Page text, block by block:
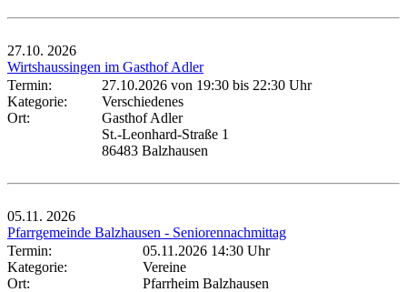
27.10. 2026
Wirtshaussingen im Gasthof Adler
Termin:
27.10.2026 von 19:30 bis 22:30 Uhr
Kategorie:
Verschiedenes
Ort:
Gasthof Adler
St.-Leonhard-Straße 1
86483 Balzhausen
05.11. 2026
Pfarrgemeinde Balzhausen - Seniorennachmittag
Termin:
05.11.2026 14:30 Uhr
Kategorie:
Vereine
Ort:
Pfarrheim Balzhausen